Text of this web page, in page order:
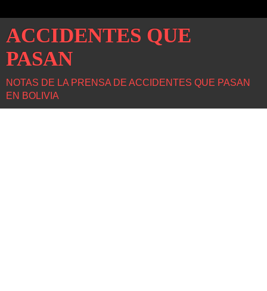
ACCIDENTES QUE
PASAN
NOTAS DE LA PRENSA DE ACCIDENTES QUE PASAN
EN BOLIVIA